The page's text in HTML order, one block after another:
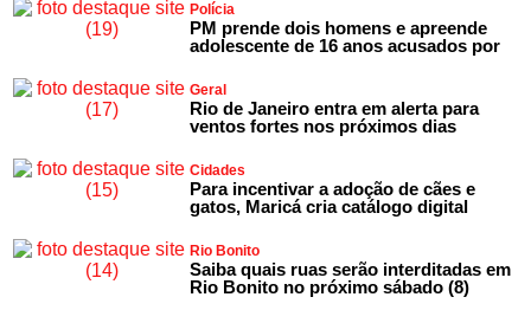
Polícia
PM prende dois homens e apreende
adolescente de 16 anos acusados por
Geral
Rio de Janeiro entra em alerta para
ventos fortes nos próximos dias
Cidades
Para incentivar a adoção de cães e
gatos, Maricá cria catálogo digital
Rio Bonito
Saiba quais ruas serão interditadas em
Rio Bonito no próximo sábado (8)